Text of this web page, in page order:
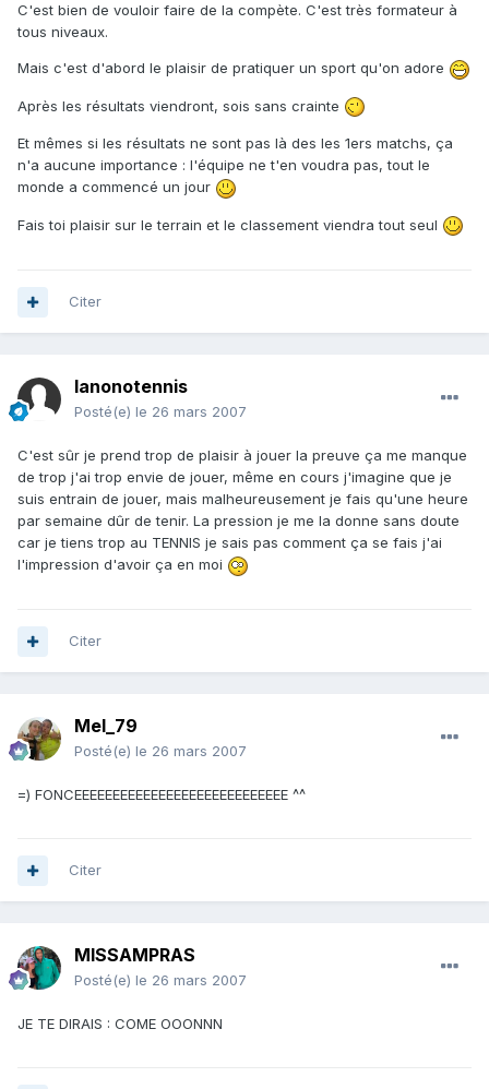
C'est bien de vouloir faire de la compète. C'est très formateur à
tous niveaux.
Mais c'est d'abord le plaisir de pratiquer un sport qu'on adore
Après les résultats viendront, sois sans crainte
Et mêmes si les résultats ne sont pas là des les 1ers matchs, ça
n'a aucune importance : l'équipe ne t'en voudra pas, tout le
monde a commencé un jour
Fais toi plaisir sur le terrain et le classement viendra tout seul
Citer
lanonotennis
Posté(e) le 26 mars 2007
C'est sûr je prend trop de plaisir à jouer la preuve ça me manque
de trop j'ai trop envie de jouer, même en cours j'imagine que je
suis entrain de jouer, mais malheureusement je fais qu'une heure
par semaine dûr de tenir. La pression je me la donne sans doute
car je tiens trop au TENNIS je sais pas comment ça se fais j'ai
l'impression d'avoir ça en moi
Citer
Mel_79
Posté(e) le 26 mars 2007
=) FONCEEEEEEEEEEEEEEEEEEEEEEEEEEEE ^^
Citer
MISSAMPRAS
Posté(e) le 26 mars 2007
JE TE DIRAIS : COME OOONNN